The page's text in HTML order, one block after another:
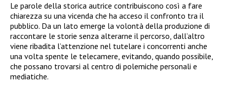
Le parole della storica autrice contribuiscono così a fare
chiarezza su una vicenda che ha acceso il confronto tra il
pubblico. Da un lato emerge la volontà della produzione di
raccontare le storie senza alterarne il percorso, dall’altro
viene ribadita l’attenzione nel tutelare i concorrenti anche
una volta spente le telecamere, evitando, quando possibile,
che possano trovarsi al centro di polemiche personali e
mediatiche.